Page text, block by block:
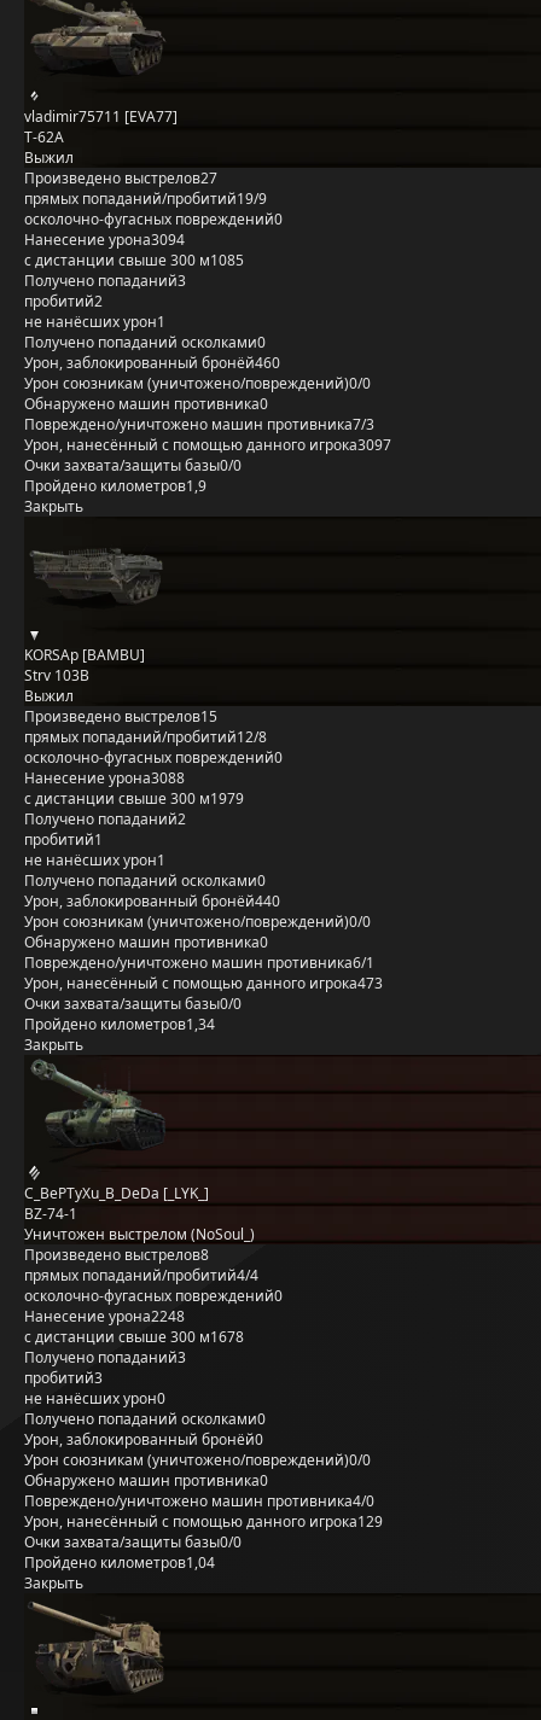
vladimir75711 [EVA77]
Т-62А
Выжил
Произведено выстрелов27
прямых попаданий/пробитий19/9
осколочно-фугасных повреждений0
Нанесение урона3094
с дистанции свыше 300 м1085
Получено попаданий3
пробитий2
не нанёсших урон1
Получено попаданий осколками0
Урон, заблокированный бронёй460
Урон союзникам (уничтожено/повреждений)0/0
Обнаружено машин противника0
Повреждено/уничтожено машин противника7/3
Урон, нанесённый с помощью данного игрока3097
Очки захвата/защиты базы0/0
Пройдено километров1,9
Закрыть
KORSAp [BAMBU]
Strv 103B
Выжил
Произведено выстрелов15
прямых попаданий/пробитий12/8
осколочно-фугасных повреждений0
Нанесение урона3088
с дистанции свыше 300 м1979
Получено попаданий2
пробитий1
не нанёсших урон1
Получено попаданий осколками0
Урон, заблокированный бронёй440
Урон союзникам (уничтожено/повреждений)0/0
Обнаружено машин противника0
Повреждено/уничтожено машин противника6/1
Урон, нанесённый с помощью данного игрока473
Очки захвата/защиты базы0/0
Пройдено километров1,34
Закрыть
C_BePTyXu_B_DeDa [_LYK_]
BZ-74-1
Уничтожен выстрелом (NoSoul_)
Произведено выстрелов8
прямых попаданий/пробитий4/4
осколочно-фугасных повреждений0
Нанесение урона2248
с дистанции свыше 300 м1678
Получено попаданий3
пробитий3
не нанёсших урон0
Получено попаданий осколками0
Урон, заблокированный бронёй0
Урон союзникам (уничтожено/повреждений)0/0
Обнаружено машин противника0
Повреждено/уничтожено машин противника4/0
Урон, нанесённый с помощью данного игрока129
Очки захвата/защиты базы0/0
Пройдено километров1,04
Закрыть